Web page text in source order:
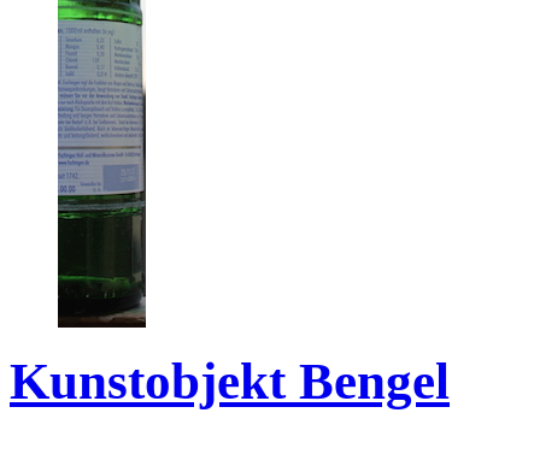
Kunstobjekt Bengel